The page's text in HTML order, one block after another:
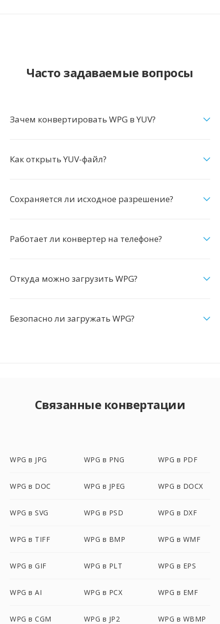
Часто задаваемые вопросы
Зачем конвертировать WPG в YUV?
Как открыть YUV-файл?
Сохраняется ли исходное разрешение?
Работает ли конвертер на телефоне?
Откуда можно загрузить WPG?
Безопасно ли загружать WPG?
Связанные конвертации
WPG в JPG WPG в PNG WPG в PDF
WPG в DOC WPG в JPEG WPG в DOCX
WPG в SVG WPG в PSD WPG в DXF
WPG в TIFF WPG в BMP WPG в WMF
WPG в GIF WPG в PLT WPG в EPS
WPG в AI WPG в PCX WPG в EMF
WPG в CGM WPG в JP2 WPG в WBMP